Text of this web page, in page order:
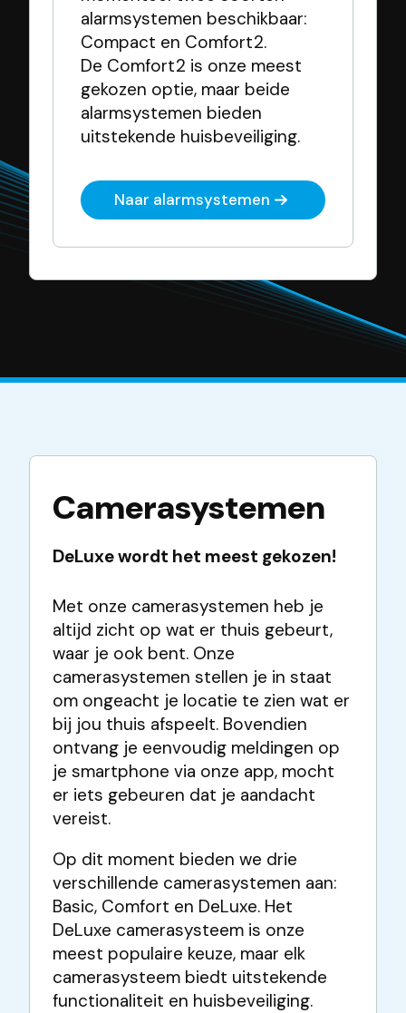
alarmsystemen beschikbaar:
Compact en Comfort2.
De Comfort2 is onze meest
gekozen optie, maar beide
alarmsystemen bieden
uitstekende huisbeveiliging.
Naar alarmsystemen
Camerasystemen
DeLuxe wordt het meest gekozen!
Met onze camerasystemen heb je
altijd zicht op wat er thuis gebeurt,
waar je ook bent. Onze
camerasystemen stellen je in staat
om ongeacht je locatie te zien wat er
bij jou thuis afspeelt. Bovendien
ontvang je eenvoudig meldingen op
je smartphone via onze app, mocht
er iets gebeuren dat je aandacht
vereist.
Op dit moment bieden we drie
verschillende camerasystemen aan:
Basic, Comfort en DeLuxe. Het
DeLuxe camerasysteem is onze
meest populaire keuze, maar elk
camerasysteem biedt uitstekende
functionaliteit en huisbeveiliging.